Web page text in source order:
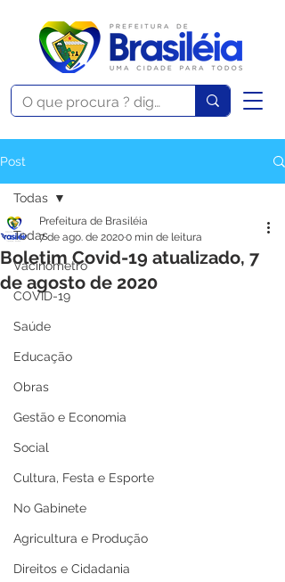
Post
Todas
Vacinômetro
COVID-19
Saúde
Educação
Obras
Gestão e Economia
Social
Cultura, Festa e Esporte
No Gabinete
Agricultura e Produção
Direitos e Cidadania
Todas
Boletim Covid-19 atualizado, 7
de agosto de 2020
Prefeitura de Brasiléia
7 de ago. de 20200 min de leitura